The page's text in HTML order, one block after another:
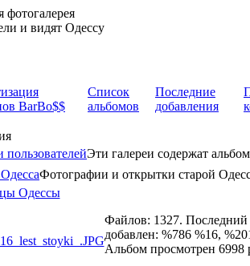
фотогалерея
и видят Одессу
BarBo$$
Список
альбомов
Последние
добавления
пользователейЭти галереи содержат
Фотографии и открытки старой
Одессы
Файлов: 1327. Последний
добавлен: %786 %16,
Альбом просмотрен 6998